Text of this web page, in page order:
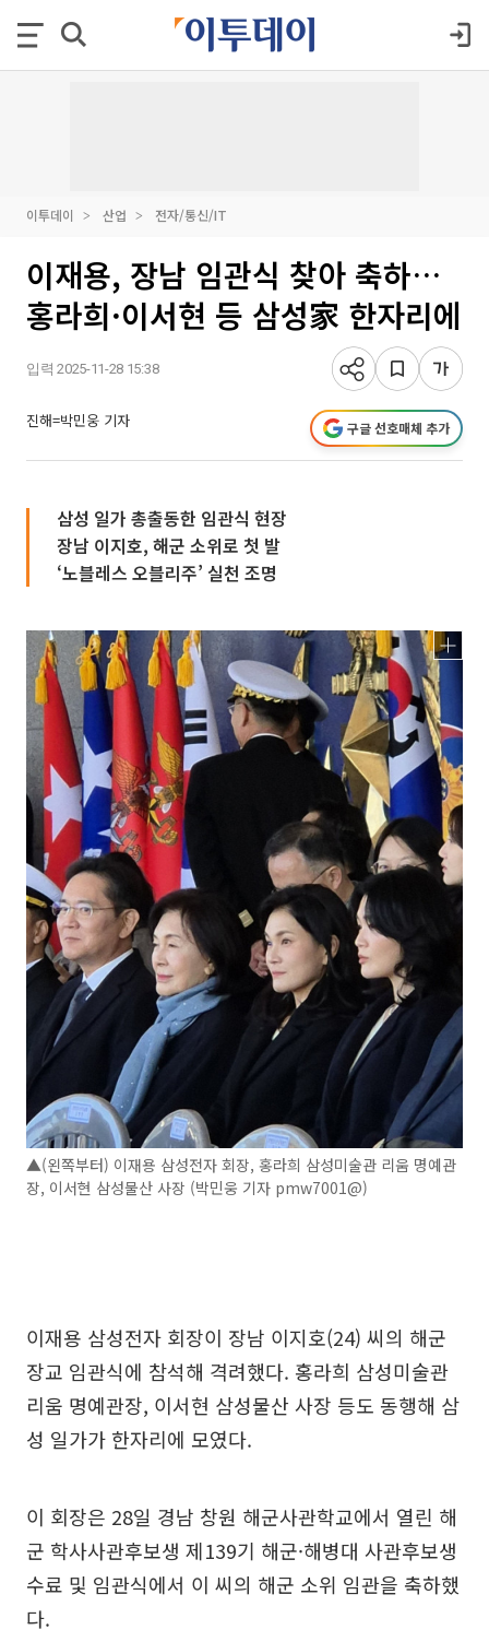
이투데이 산업 전자/통신/IT
이재용, 장남 임관식 찾아 축하…
홍라희·이서현 등 삼성家 한자리에
입력 2025-11-28 15:38
진해=박민웅 기자 구글 선호매체 추가
삼성 일가 총출동한 임관식 현장
장남 이지호, 해군 소위로 첫 발
‘노블레스 오블리주’ 실천 조명
▲(왼쪽부터) 이재용 삼성전자 회장, 홍라희 삼성미술관 리움 명예관
장, 이서현 삼성물산 사장 (박민웅 기자 pmw7001@)
이재용 삼성전자 회장이 장남 이지호(24) 씨의 해군
장교 임관식에 참석해 격려했다. 홍라희 삼성미술관
리움 명예관장, 이서현 삼성물산 사장 등도 동행해 삼
성 일가가 한자리에 모였다.
이 회장은 28일 경남 창원 해군사관학교에서 열린 해
군 학사사관후보생 제139기 해군·해병대 사관후보생
수료 및 임관식에서 이 씨의 해군 소위 임관을 축하했
다.